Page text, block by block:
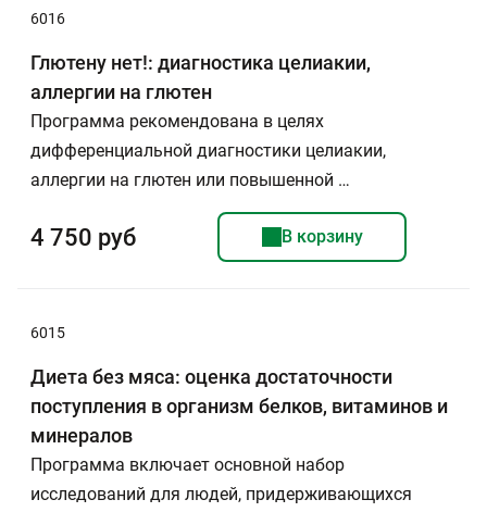
6016
Глютену нет!: диагностика целиакии,
аллергии на глютен
Программа рекомендована в целях
дифференциальной диагностики целиакии,
аллергии на глютен или повышенной …
4 750 руб В корзину
6015
Диета без мяса: оценка достаточности
поступления в организм белков, витаминов и
минералов
Программа включает основной набор
исследований для людей, придерживающихся